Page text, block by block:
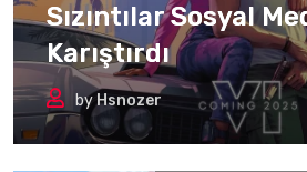
Sızıntılar Sosyal
Karıştırdı
byHsnozer